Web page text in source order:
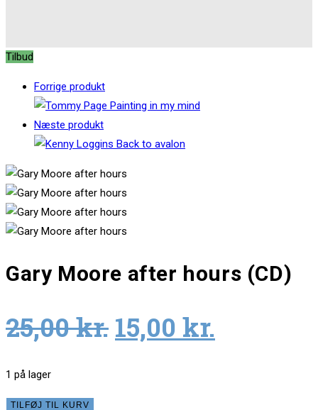
Tilbud
Forrige produkt
Næste produkt
Gary Moore after hours (CD)
25,00kr. Original
price
15,00 kr.
price
1 på lager
Gary
TILFØJ TIL KURV